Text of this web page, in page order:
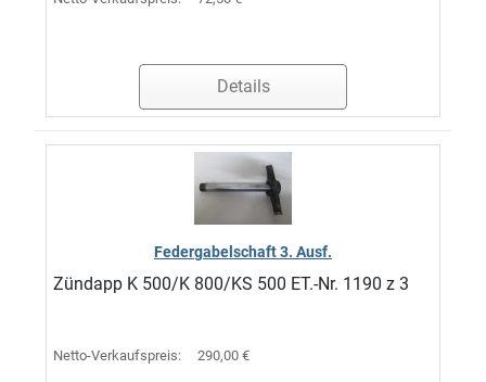
Details
Federgabelschaft 3. Ausf.
Zündapp K 500/K 800/KS 500 ET.-Nr. 1190 z 3
Netto-Verkaufspreis: 290,00 €